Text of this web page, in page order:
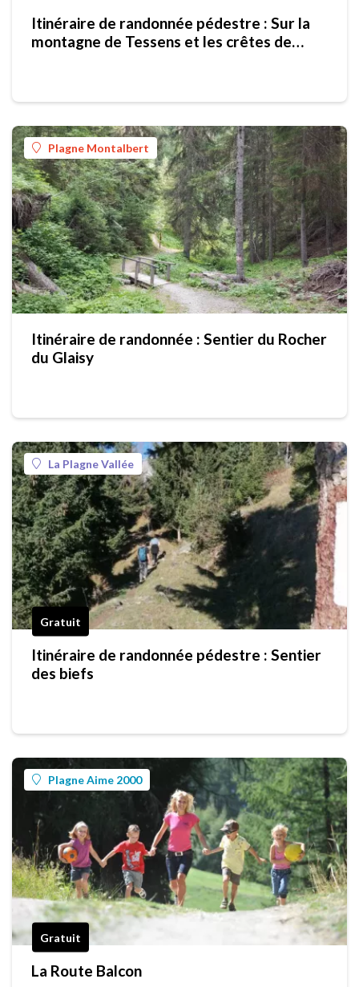
Itinéraire de randonnée pédestre : Sur la
montagne de Tessens et les crêtes de
Plagne Montalbert
Itinéraire de randonnée : Sentier du Rocher
du Glaisy
La Plagne Vallée
Gratuit
Itinéraire de randonnée pédestre : Sentier
des biefs
Plagne Aime 2000
Gratuit
La Route Balcon